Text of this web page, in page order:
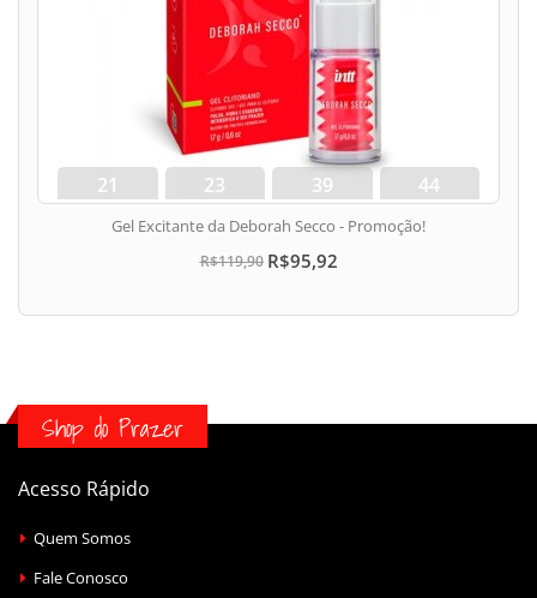
21
dias
23
hora
39
min
43
seg
Gel Excitante da Deborah Secco - Promoção!
R$119,90 R$95,92
Shop do Prazer
Acesso Rápido
Quem Somos
Fale Conosco